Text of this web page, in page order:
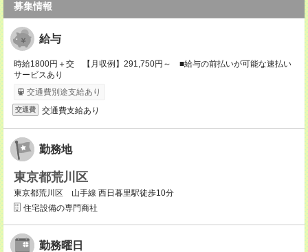
募集情報
給与
時給1800円＋交 【月収例】291,750円～ ■給与の前払いが可能な速払い
サービスあり
交通費別途支給あり
交通費 交通費支給あり
勤務地
東京都荒川区
東京都荒川区 山手線 西日暮里駅徒歩10分
住宅設備の専門商社
勤務曜日